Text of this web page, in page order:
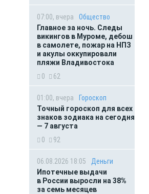
07:00, вчера
Общество
Главное за ночь. Следы
викингов в Муроме, дебош
в самолете, пожар на НПЗ
и акулы оккупировали
пляжи Владивостока
0
62
01:00, вчера
Гороскоп
Точный гороскоп для всех
знаков зодиака на сегодня
— 7 августа
0
92
06.08.2026 18:05
Деньги
Ипотечные выдачи
в России выросли на 38%
за семь месяцев